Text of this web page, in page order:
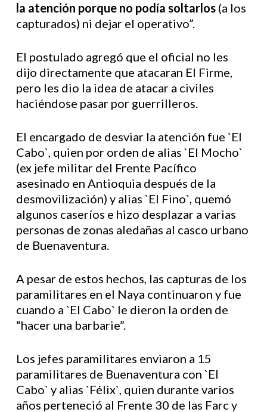
la atención porque no podía soltarlos (a los
capturados) ni dejar el operativo”.
El postulado agregó que el oficial no les
dijo directamente que atacaran El Firme,
pero les dio la idea de atacar a civiles
haciéndose pasar por guerrilleros.
El encargado de desviar la atención fue `El
Cabo`, quien por orden de alias `El Mocho`
(ex jefe militar del Frente Pacífico
asesinado en Antioquia después de la
desmovilización) y alias `El Fino`, quemó
algunos caseríos e hizo desplazar a varias
personas de zonas aledañas al casco urbano
de Buenaventura.
A pesar de estos hechos, las capturas de los
paramilitares en el Naya continuaron y fue
cuando a `El Cabo` le dieron la orden de
“hacer una barbarie”.
Los jefes paramilitares enviaron a 15
paramilitares de Buenaventura con `El
Cabo` y alias `Félix`, quien durante varios
años perteneció al Frente 30 de las Farc y